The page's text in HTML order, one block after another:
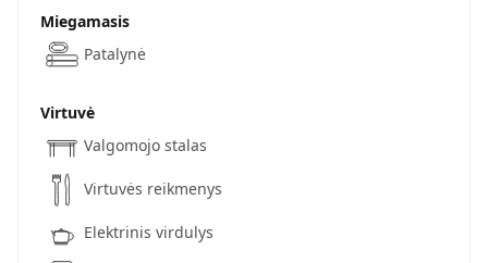
Miegamasis
Patalynė
Virtuvė
Valgomojo stalas
Virtuvės reikmenys
Elektrinis virdulys